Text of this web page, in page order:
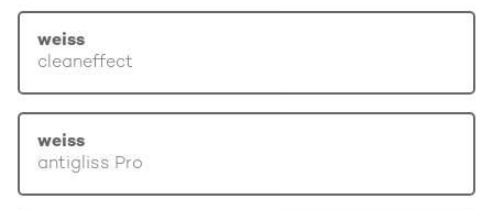
weiss
cleaneffect
weiss
antigliss Pro